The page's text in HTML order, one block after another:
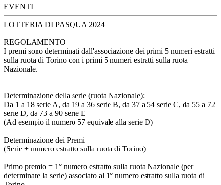
EVENTI
LOTTERIA DI PASQUA 2024
REGOLAMENTO
I premi sono determinati dall'associazione dei primi 5 numeri estratti
sulla ruota di Torino con i primi 5 numeri estratti sulla ruota
Nazionale.
Determinazione della serie (ruota Nazionale):
Da 1 a 18 serie A, da 19 a 36 serie B, da 37 a 54 serie C, da 55 a 72
serie D, da 73 a 90 serie E
(Ad esempio il numero 57 equivale alla serie D)
Determinazione dei Premi
(Serie + numero estratto sulla ruota di Torino)
Primo premio = 1° numero estratto sulla ruota Nazionale (per
determinare la serie) associato al 1° numero estratto sulla ruota di